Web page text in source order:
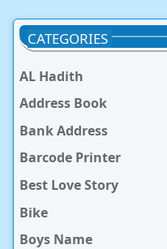
CATEGORIES
AL Hadith
Address Book
Bank Address
Barcode Printer
Best Love Story
Bike
Boys Name